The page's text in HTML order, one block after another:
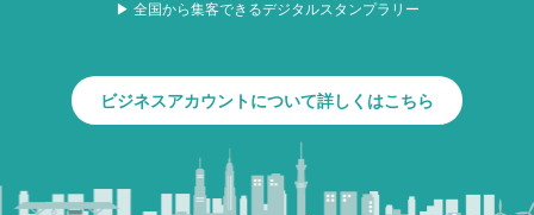
▶ 全国から集客できるデジタルスタンプラリー
ビジネスアカウントについて詳しくはこちら